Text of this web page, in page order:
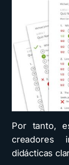
Por tanto,
creadores
didácticas